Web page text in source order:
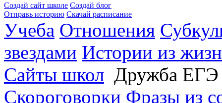
Создай сайт школе Создай блог
Отправь историю Скачай расписание
Учеба Отношения
звездами Истории из
Сайты школ Дружба
Скороговорки Фразы из